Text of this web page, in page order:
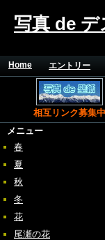
写真 de
Home エントリー
相互リンク募集中
メニュー
春
夏
秋
冬
花
尾瀬の花